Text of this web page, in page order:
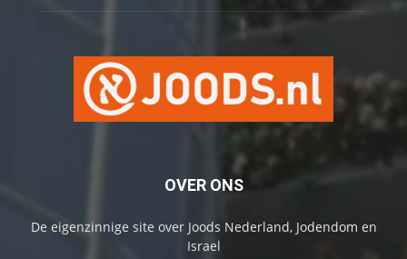
OVER ONS
De eigenzinnige site over Joods Nederland, Jodendom en
Israel